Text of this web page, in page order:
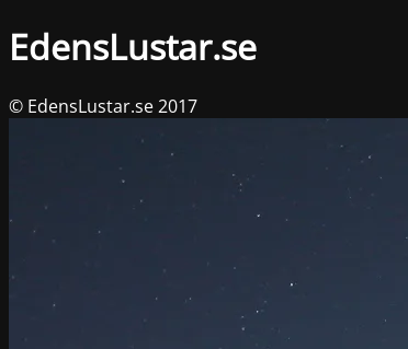
EdensLustar.se
© EdensLustar.se 2017